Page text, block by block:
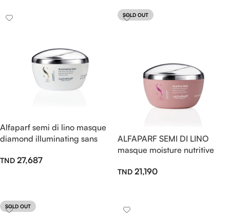
Alfaparf semi di lino masque
diamond illuminating sans
27,687
SOLD OUT
ALFAPARF SEMI DI LINO
masque moisture nutritive
21,190
SOLD OUT